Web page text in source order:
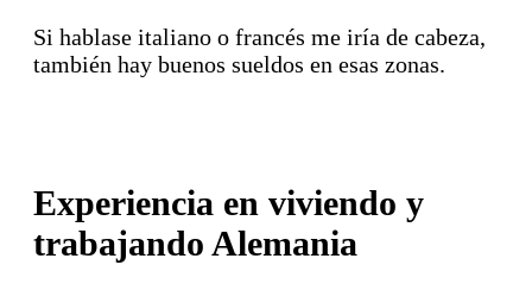
Si hablase italiano o francés me iría de cabeza,
también hay buenos sueldos en esas zonas.
Experiencia en viviendo y
trabajando Alemania